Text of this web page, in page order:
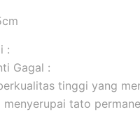
:
Gagal :
tinggi yang
tato